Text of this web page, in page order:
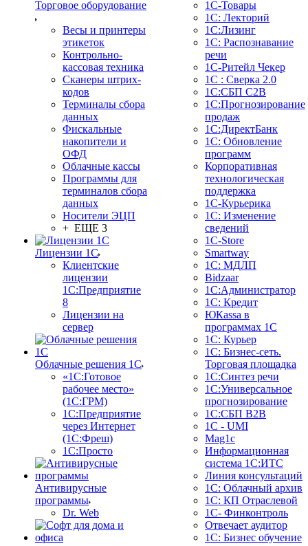
Торговое оборудование
Весы и принтеры
этикеток
Контрольно-
кассовая техника
Сканеры штрих-
кодов
Терминалы сбора
данных
Фискальные
накопители и
ОФД
Облачные кассы
Программы для
терминалов сбора
данных
Носители ЭЦП
+ ЕЩЕ 3
Лицензии 1С
Клиентские
лицензии
1С:Предприятие
8
Лицензии на
сервер
Облачные решения 1С
«1C:Готовое
рабочее место»
(1С:ГРМ)
1С:Предприятие
через Интернет
(1С:Фреш)
1С:Просто
Антивирусные
программы
Dr. Web
1С-Товары
1С: Лекторий
1С:Лизинг
1С: Распознавание
речи
1C-Ритейл Чекер
1С : Сверка 2.0
1С:СБП C2B
1С:Прогнозирование
продаж
1С:ДиректБанк
1С: Обновление
программ
Корпоративная
технологическая
поддержка
1С-Курьерика
1С: Изменение
сведений
1C-Store
Smartway
1С: МДЛП
Bidzaar
1С:Администратор
1С: Кредит
ЮКаssа в
программах 1С
1С: Курьер
1С: Бизнес-сеть.
Торговая площадка
1С:Синтез речи
1С:Универсальное
прогнозирование
1С:СБП B2B
1C - UMI
Mag1c
Информационная
система 1С:ИТС
Линия консультаций
1С: Облачный архив
1С: КП Отраслевой
1С- Финконтроль
Отвечает аудитор
1С: Бизнес обучение